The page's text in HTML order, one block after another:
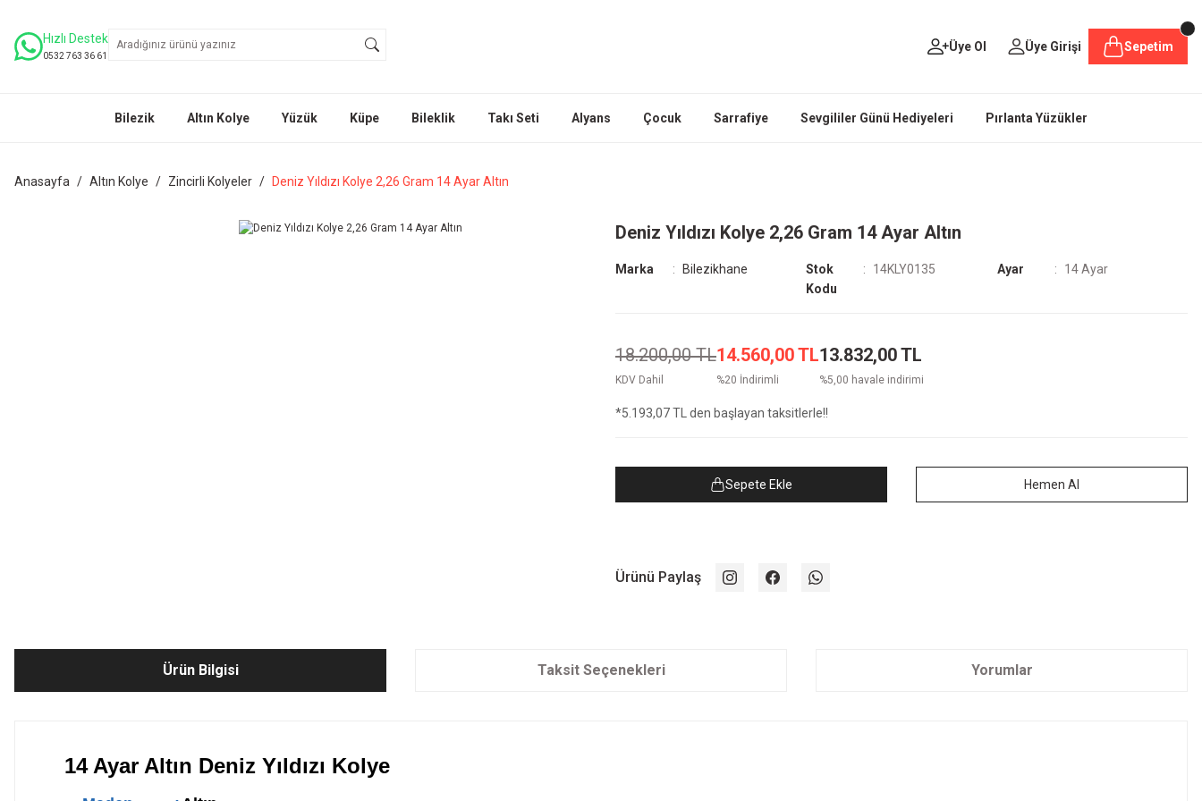
Hızlı Destek
0532 763 36 61
Üye Ol Üye Girişi Sepetim
Bilezik Altın Kolye Yüzük Küpe Bileklik Takı Seti Alyans Çocuk Sarrafiye Sevgililer Günü Hediyeleri Pırlanta Yüzükler
Anasayfa Altın Kolye Zincirli Kolyeler Deniz Yıldızı Kolye 2,26 Gram 14 Ayar Altın
Deniz Yıldızı Kolye 2,26 Gram 14 Ayar Altın
Marka Bilezikhane
Stok
Kodu
14KLY0135 Ayar 14 Ayar
18.200,00 TL
KDV Dahil
14.560,00 TL
%20 İndirimli
13.832,00 TL
%5,00 havale indirimi
*5.193,07 TL den başlayan taksitlerle!!
Sepete Ekle Hemen Al
Ürünü Paylaş
Ürün Bilgisi Taksit Seçenekleri Yorumlar
14 Ayar Altın Deniz Yıldızı Kolye